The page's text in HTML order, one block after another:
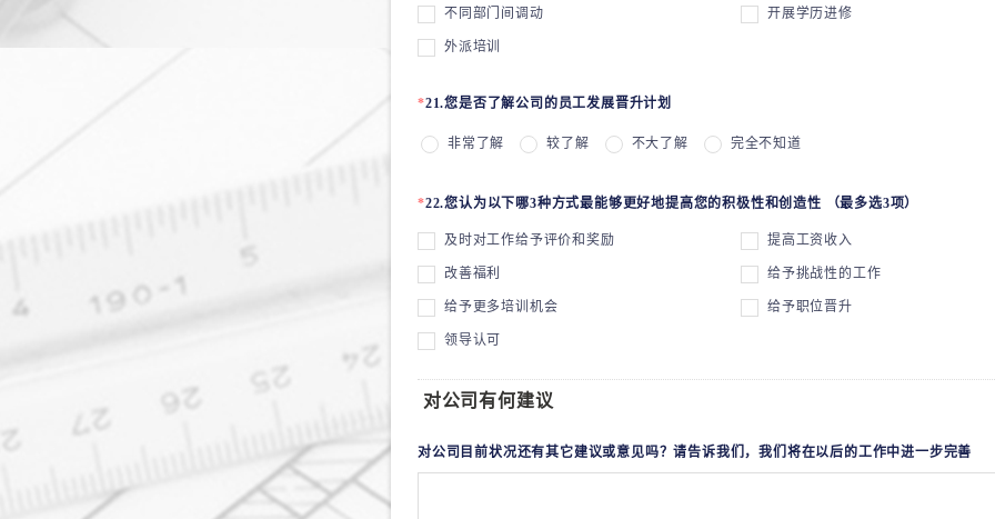
不同部门间调动 开展学历进修
外派培训
*21.您是否了解公司的员工发展晋升计划
非常了解 较了解 不大了解 完全不知道
*22.您认为以下哪3种方式最能够更好地提高您的积极性和创造性 （最多选3项）
及时对工作给予评价和奖励 提高工资收入
改善福利 给予挑战性的工作
给予更多培训机会 给予职位晋升
领导认可
对公司有何建议
对公司目前状况还有其它建议或意见吗？请告诉我们，我们将在以后的工作中进一步完善